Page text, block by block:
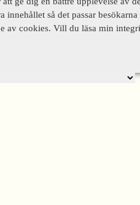
innehållet så det passar
av cookies. Vill du läsa min